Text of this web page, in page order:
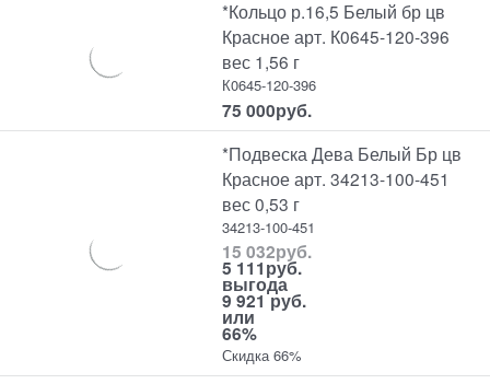
*Кольцо р.16,5 Белый бр цв
Красное арт. К0645-120-396
вес 1,56 г
К0645-120-396
75 000руб.
*Подвеска Дева Белый Бр цв
Красное арт. 34213-100-451
вес 0,53 г
34213-100-451
15 032руб.
5 111руб.
выгода
9 921 руб.
или
66%
Скидка 66%